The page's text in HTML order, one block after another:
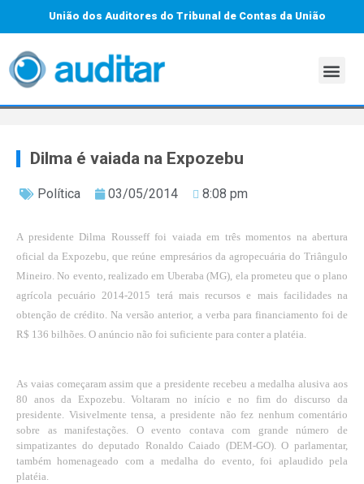
União dos Auditores do Tribunal de Contas da União
Dilma é vaiada na Expozebu
Política 03/05/2014 8:08 pm
A presidente Dilma Rousseff foi vaiada em três momentos na abertura
oficial da Expozebu, que reúne empresários da agropecuária do Triângulo
Mineiro. No evento, realizado em Uberaba (MG), ela prometeu que o plano
agrícola pecuário 2014-2015 terá mais recursos e mais facilidades na
obtenção de crédito. Na versão anterior, a verba para financiamento foi de
R$ 136 bilhões. O anúncio não foi suficiente para conter a platéia.
As vaias começaram assim que a presidente recebeu a medalha alusiva aos
80 anos da Expozebu. Voltaram no início e no fim do discurso da
presidente. Visivelmente tensa, a presidente não fez nenhum comentário
sobre as manifestações. O evento contava com grande número de
simpatizantes do deputado Ronaldo Caiado (DEM-GO). O parlamentar,
também homenageado com a medalha do evento, foi aplaudido pela
platéia.